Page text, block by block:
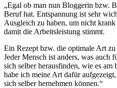
„Egal ob man nun Bloggerin bzw.
Beruf hat. Entspannung ist sehr
Ausgleich zu haben, um nicht
damit die Arbeitsleistung stimmt.
Ein Rezept bzw. die optimale Art
Jeder Mensch ist anders, was auch
sich selber herausfinden, wie es am
habe ich meine Art dafür
sich selber hernehmen können.“